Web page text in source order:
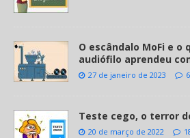
O escândalo MoFi e o
audiófilo aprendeu
27 de janeiro de 2023 6
Teste cego, o terror
20 de março de 2022